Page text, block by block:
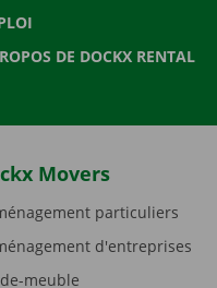
DE DOCKX RENTAL
Movers
particuliers
d'entreprises
meuble